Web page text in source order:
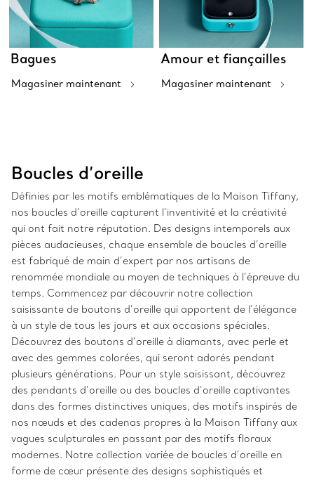
Bagues
Magasiner maintenant
Amour et fiançailles
Magasiner maintenant
Boucles d’oreille
Définies par les motifs emblématiques de la Maison Tiffany,
nos boucles d’oreille capturent l’inventivité et la créativité
qui ont fait notre réputation. Des designs intemporels aux
pièces audacieuses, chaque ensemble de boucles d’oreille
est fabriqué de main d’expert par nos artisans de
renommée mondiale au moyen de techniques à l’épreuve du
temps. Commencez par découvrir notre collection
saisissante de boutons d’oreille qui apportent de l’élégance
à un style de tous les jours et aux occasions spéciales.
Découvrez des boutons d’oreille à diamants, avec perle et
avec des gemmes colorées, qui seront adorés pendant
plusieurs générations. Pour un style saisissant, découvrez
des pendants d’oreille ou des boucles d’oreille captivantes
dans des formes distinctives uniques, des motifs inspirés de
nos nœuds et des cadenas propres à la Maison Tiffany aux
vagues sculpturales en passant par des motifs floraux
modernes. Notre collection variée de boucles d’oreille en
forme de cœur présente des designs sophistiqués et